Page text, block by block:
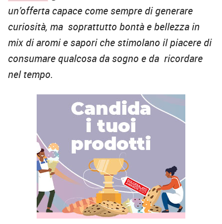
un’offerta capace come sempre di generare
curiosità, ma soprattutto bontà e bellezza in
mix di aromi e sapori che stimolano il piacere di
consumare qualcosa da sogno e da ricordare
nel tempo.